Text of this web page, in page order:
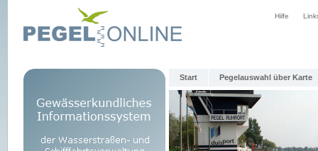
Hilfe
Start Pegelauswahl über Karte